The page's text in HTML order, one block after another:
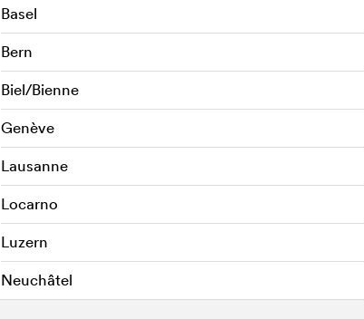
eTRAILER ABSPIELEN
Basel
Bern
Biel/Bienne
Genève
Lausanne
Locarno
Luzern
Neuchâtel